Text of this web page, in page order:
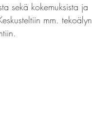
sekä kokemuksista ja
mm. tekoälyn